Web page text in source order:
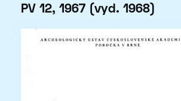
PV 12, 1967 (vyd. 1968)